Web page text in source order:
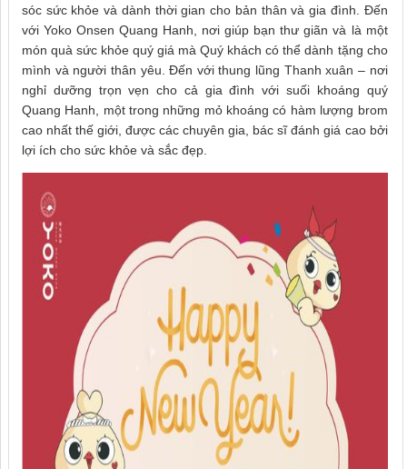
sóc sức khỏe và dành thời gian cho bản thân và gia đình. Đến
vớiYoko Onsen Quang Hanh , nơi giúp bạn thư giãn và là một
món quà sức khỏe quý giá mà Quý khách có thể dành tặng cho
mình và người thân yêu. Đến với thung lũng Thanh xuân – nơi
nghỉ dưỡng trọn vẹn cho cả gia đình với suối khoáng quý
Quang Hanh, một trong những mỏ khoáng có hàm lượng brom
cao nhất thế giới, được các chuyên gia, bác sĩ đánh giá cao bởi
lợi ích cho sức khỏe và sắc đẹp.